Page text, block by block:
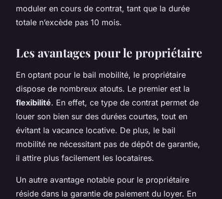
moduler en cours de contrat, tant que la durée
totale n’excède pas 10 mois.
Les avantages pour le propriétaire
En optant pour le bail mobilité, le propriétaire
dispose de nombreux atouts. Le premier est la
flexibilité. En effet, ce type de contrat permet de
louer son bien sur des durées courtes, tout en
évitant la vacance locative. De plus, le bail
mobilité ne nécessitant pas de dépôt de garantie,
il attire plus facilement les locataires.
Un autre avantage notable pour le propriétaire
réside dans la garantie de paiement du loyer. En